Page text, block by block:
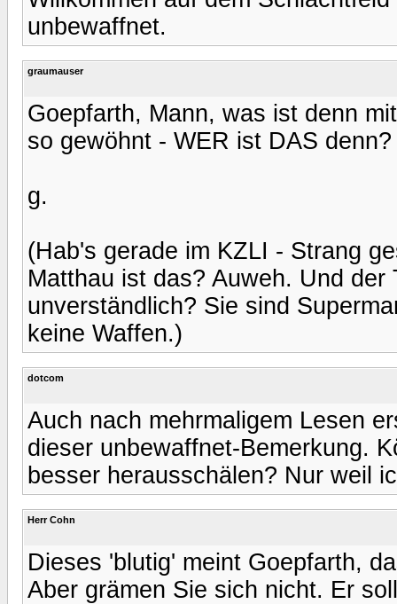
unbewaffnet.
graumauser
Goepfarth, Mann, was ist denn
so gewöhnt - WER ist DAS denn?
g.
(Hab's gerade im KZLI - Strang
Matthau ist das? Auweh. Und
unverständlich? Sie sind
keine Waffen.)
dotcom
Auch nach mehrmaligem Lesen
dieser unbewaffnet-Bemerkung.
besser herausschälen? Nur weil
Herr Cohn
Dieses 'blutig' meint Goepfarth,
Aber grämen Sie sich nicht. Er